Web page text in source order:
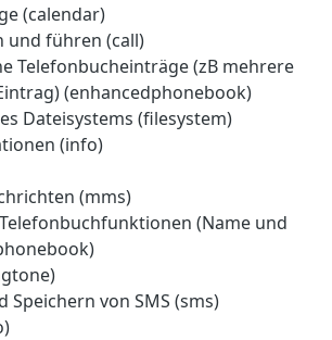
(calendar)
und führen (call)
Telefonbucheinträge (zB mehrere
(enhancedphonebook)
Dateisystems (filesystem)
(info)
(mms)
(Name und
Speichern von SMS (sms)